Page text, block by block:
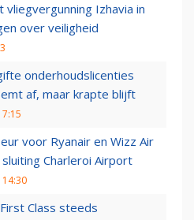
vliegvergunning Izhavia in
over veiligheid
onderhoudslicenties
af, maar krapte blijft
voor Ryanair en Wizz Air
Charleroi Airport
Class steeds